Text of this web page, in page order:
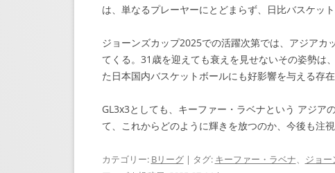
は、単なるプレーヤーにとどまらず、日比バスケッ
ジョーンズカップ2025での活躍次第では、アジアカ
てくる。31歳を迎えても衰えを見せないその姿勢は
た日本国内バスケットボールにも好影響を与える存在
GL3x3としても、キーファー・ラベナという アジア
て、これからどのように輝きを放つのか、今後も注視
カテゴリー: Bリーグ| タグ: キーファー・ラベナ、 ジョー